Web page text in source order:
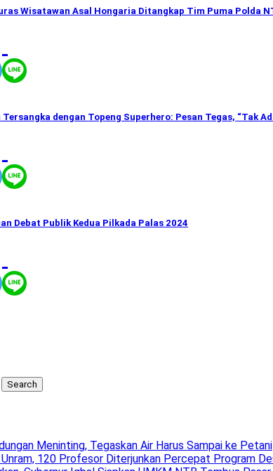
Wisatawan Asal Hongaria Ditangkap Tim Puma Polda
dengan Topeng Superhero: Pesan Tegas, “Tak
Debat Publik Kedua Pilkada Palas 2024
Search
Meninting, Tegaskan Air Harus Sampai ke Petani
120 Profesor Diterjunkan Percepat Program